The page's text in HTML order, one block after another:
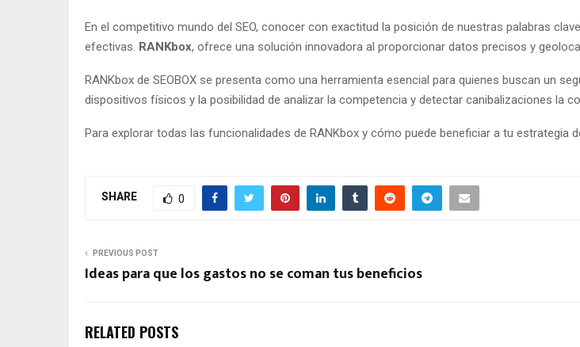
En el competitivo mundo del SEO, conocer con exactitud la posición de nuestras palabras
efectivas. RANKbox, ofrece una solución innovadora al proporcionar datos precisos y
RANKbox de SEOBOX se presenta como una herramienta esencial para quienes buscan un
dispositivos físicos y la posibilidad de analizar la competencia y detectar canibalizaciones la
Para explorar todas las funcionalidades de RANKbox y cómo puede beneficiar a tu estrategia
SHARE 0
PREVIOUS POST
Ideas para que los gastos no se coman tus beneficios
RELATED POSTS